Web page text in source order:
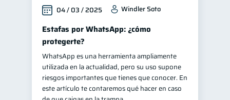
04 / 03 / 2025 Windler Soto
Estafas por WhatsApp: ¿cómo
protegerte?
WhatsApp es una herramienta ampliamente
utilizada en la actualidad, pero su uso supone
riesgos importantes que tienes que conocer. En
este artículo te contaremos qué hacer en caso